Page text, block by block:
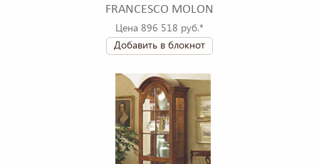
FRANCESCO MOLON
Цена 896 518 руб.*
Добавить в блокнот